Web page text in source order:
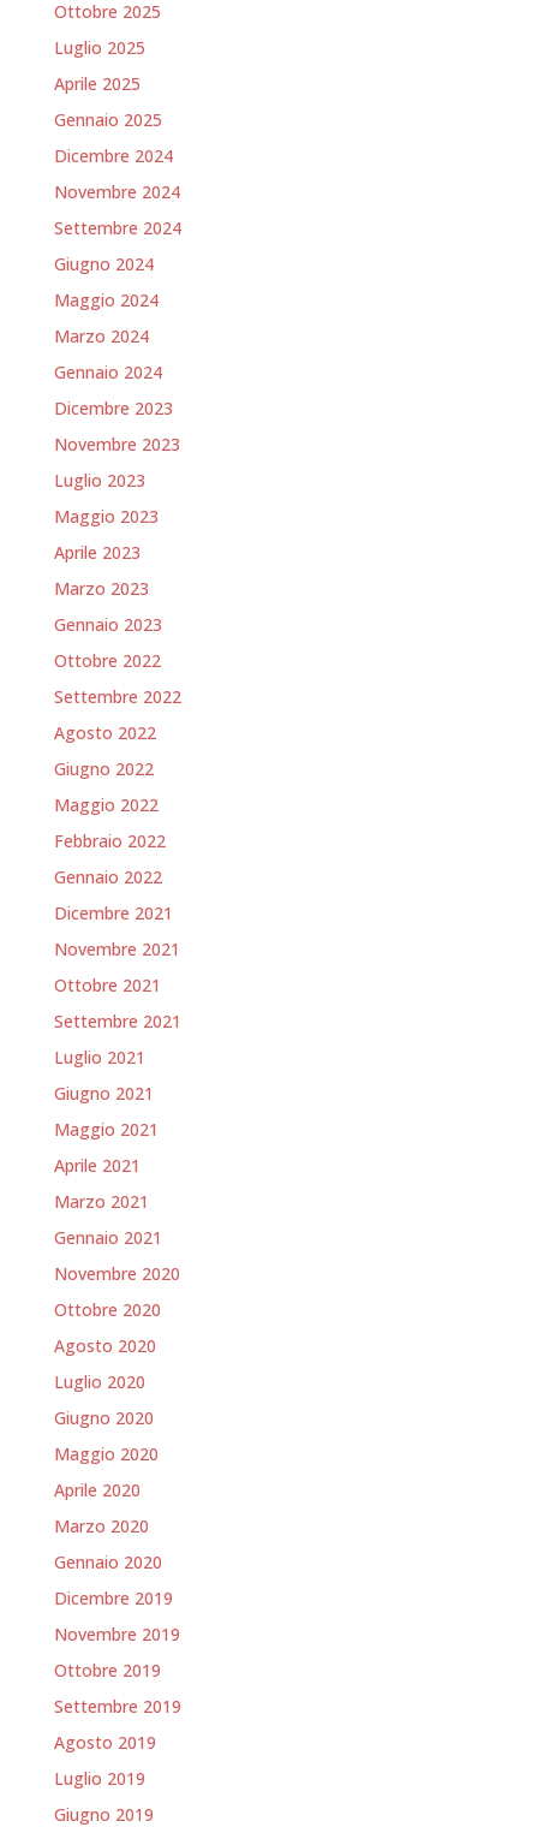
Ottobre 2025
Luglio 2025
Aprile 2025
Gennaio 2025
Dicembre 2024
Novembre 2024
Settembre 2024
Giugno 2024
Maggio 2024
Marzo 2024
Gennaio 2024
Dicembre 2023
Novembre 2023
Luglio 2023
Maggio 2023
Aprile 2023
Marzo 2023
Gennaio 2023
Ottobre 2022
Settembre 2022
Agosto 2022
Giugno 2022
Maggio 2022
Febbraio 2022
Gennaio 2022
Dicembre 2021
Novembre 2021
Ottobre 2021
Settembre 2021
Luglio 2021
Giugno 2021
Maggio 2021
Aprile 2021
Marzo 2021
Gennaio 2021
Novembre 2020
Ottobre 2020
Agosto 2020
Luglio 2020
Giugno 2020
Maggio 2020
Aprile 2020
Marzo 2020
Gennaio 2020
Dicembre 2019
Novembre 2019
Ottobre 2019
Settembre 2019
Agosto 2019
Luglio 2019
Giugno 2019